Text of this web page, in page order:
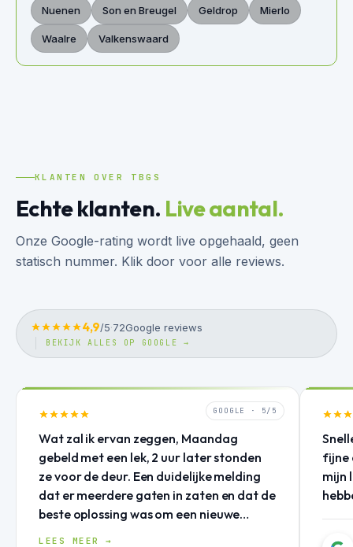
Nuenen Son en Breugel Geldrop Mierlo
Waalre Valkenswaard
KLANTEN OVER TBGS
Echte klanten. Live aantal.
Onze Google-rating wordt live opgehaald, geen
statisch nummer. Klik door voor alle reviews.
4,9/5·72Google reviews
BEKIJK ALLES OP GOOGLE →
GOOGLE · 5/5
Wat zal ik ervan zeggen, Maandag
gebeld met een lek, 2 uur later stonden
ze voor de deur. Een duidelijke melding
dat er meerdere gaten in zaten en dat de
beste oplossing was om een nieuwe
LEES MEER →
fijne
mijn